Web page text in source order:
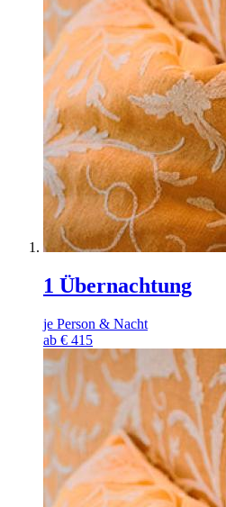
1 Übernachtung
je Person & Nacht
ab € 415